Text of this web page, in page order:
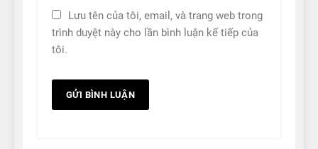
Lưu tên của tôi, email, và trang web trong
trình duyệt này cho lần bình luận kế tiếp của
tôi.